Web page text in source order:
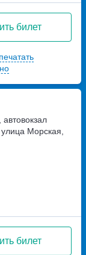
билет
билет
автовокзал
улица Морская,